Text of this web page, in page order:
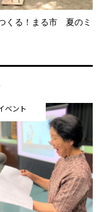
くる！まる市 夏のミ
ベント